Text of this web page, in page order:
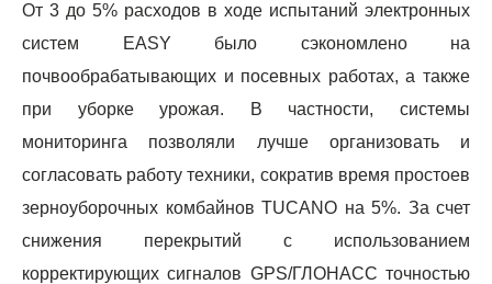
От 3 до 5% расходов в ходе испытаний электронных
систем EASY было сэкономлено на
почвообрабатывающих и посевных работах, а также
при уборке урожая. В частности, системы
мониторинга позволяли лучше организовать и
согласовать работу техники, сократив время простоев
зерноуборочных комбайнов TUCANO на 5%. За счет
снижения перекрытий с использованием
корректирующих сигналов GPS/ГЛОНАСС точностью